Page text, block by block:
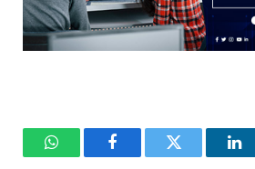
WhatsAppFacebookTwitter